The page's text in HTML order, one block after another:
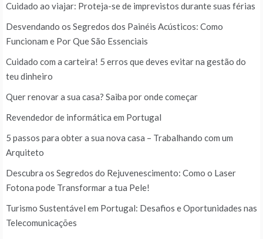
Cuidado ao viajar: Proteja-se de imprevistos durante suas férias
Desvendando os Segredos dos Painéis Acústicos: Como
Funcionam e Por Que São Essenciais
Cuidado com a carteira! 5 erros que deves evitar na gestão do
teu dinheiro
Quer renovar a sua casa? Saiba por onde começar
Revendedor de informática em Portugal
5 passos para obter a sua nova casa – Trabalhando com um
Arquiteto
Descubra os Segredos do Rejuvenescimento: Como o Laser
Fotona pode Transformar a tua Pele!
Turismo Sustentável em Portugal: Desafios e Oportunidades nas
Telecomunicações